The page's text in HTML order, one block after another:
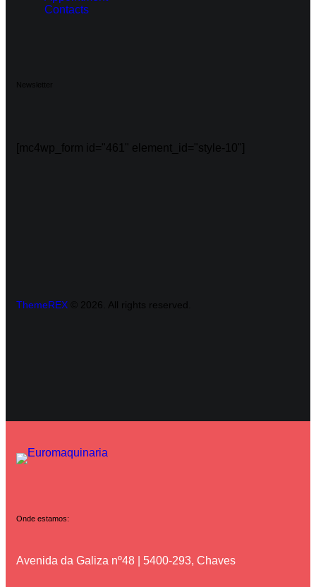
Contacts
Newsletter
[mc4wp_form id="461" element_id="style-10"]
ThemeREX © 2026. All rights reserved.
Onde estamos:
Avenida da Galiza nº48 | 5400-293, Chaves